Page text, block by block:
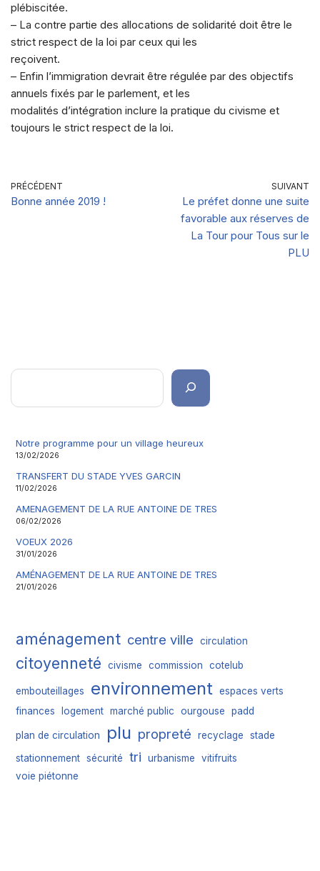
plébiscitée.
– La contre partie des allocations de solidarité doit être le
strict respect de la loi par ceux qui les
reçoivent.
– Enfin l’immigration devrait être régulée par des objectifs
annuels fixés par le parlement, et les
modalités d’intégration inclure la pratique du civisme et
toujours le strict respect de la loi.
PRÉCÉDENT
Bonne année 2019 !
SUIVANT
Le préfet donne une suite
favorable aux réserves de
La Tour pour Tous sur le
PLU
Notre programme pour un village heureux
13/02/2026
TRANSFERT DU STADE YVES GARCIN
11/02/2026
AMENAGEMENT DE LA RUE ANTOINE DE TRES
06/02/2026
VOEUX 2026
31/01/2026
AMÉNAGEMENT DE LA RUE ANTOINE DE TRES
21/01/2026
aménagement centre ville circulation
citoyenneté civisme commission cotelub
embouteillages environnement espaces verts
finances
logement marché public ourgouse padd
plan de circulation plu propreté recyclage
stade
stationnement sécurité tri urbanisme
vitifruits
voie piétonne